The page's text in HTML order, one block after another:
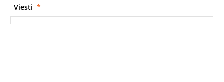
Viesti *